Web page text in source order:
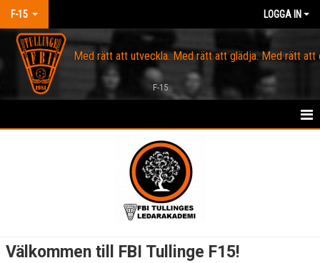
F-15 LOGGA IN
Med rätt att utveckla. Med rätt att glädja. Med rätt att
F-15
Välkommen till FBI Tullinge F15!